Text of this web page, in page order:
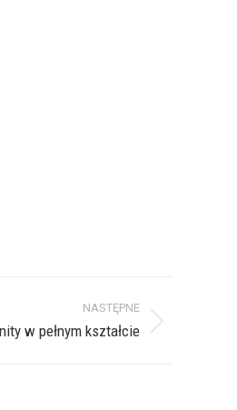
NASTĘPNE
w pełnym kształcie